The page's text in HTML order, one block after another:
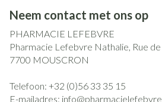
Neem contact met ons op
PHARMACIE LEFEBVRE
Pharmacie Lefebvre Nathalie, Rue
7700 MOUSCRON
Telefoon: +32 (0)56 33 35 15
E-mailadres: info@